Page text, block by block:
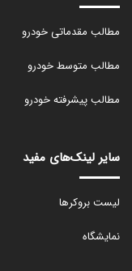
مطالب مقدماتی خودرو
مطالب متوسط خودرو
مطالب پیشرفته خودرو
سایر لینک‌های مفید
لیست بروکرها
نمایشگاه